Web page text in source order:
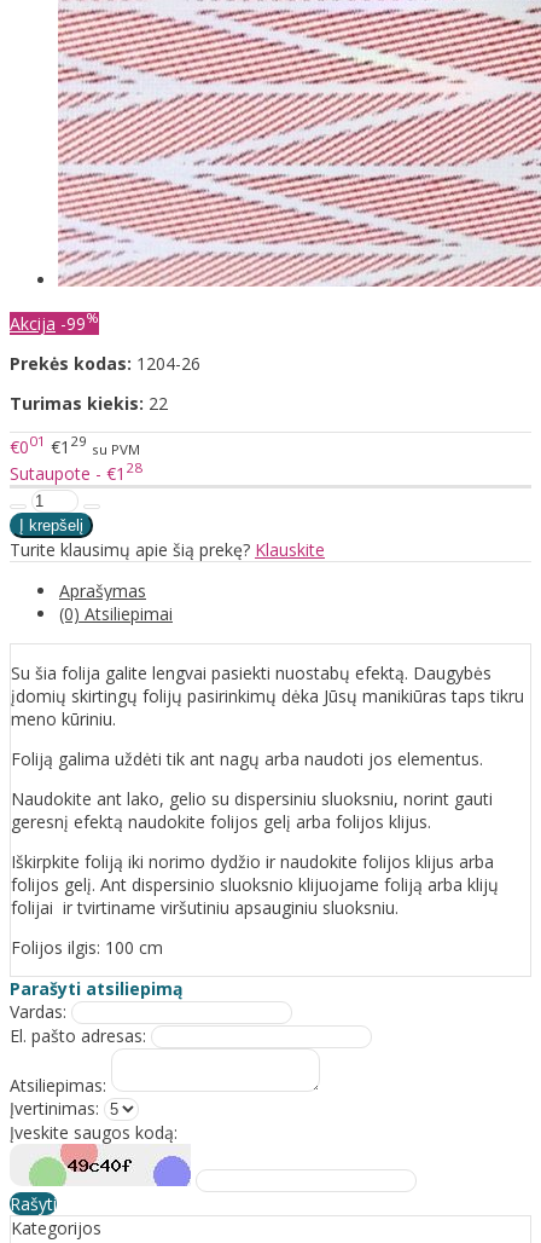
Akcija -99%
Prekės kodas: 1204-26
Turimas kiekis: 22
€001 €1 29 su PVM
Sutaupote - €1 28
Turite klausimų apie šią prekę? Klauskite
Aprašymas
(0) Atsiliepimai
Su šia folija galite lengvai pasiekti nuostabų efektą. Daugybės
įdomių skirtingų folijų pasirinkimų dėka Jūsų manikiūras taps tikru
meno kūriniu.
Foliją galima uždėti tik ant nagų arba naudoti jos elementus.
Naudokite ant lako, gelio su dispersiniu sluoksniu, norint gauti
geresnį efektą naudokite folijos gelį arba folijos klijus.
Iškirpkite foliją iki norimo dydžio ir naudokite folijos klijus arba
folijos gelį. Ant dispersinio sluoksnio klijuojame foliją arba klijų
folijai ir tvirtiname viršutiniu apsauginiu sluoksniu.
Folijos ilgis: 100 cm
Parašyti atsiliepimą
Vardas:
El. pašto adresas:
Atsiliepimas:
Įvertinimas:
Įveskite saugos kodą:
Rašyti
Kategorijos